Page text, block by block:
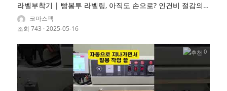
라벨부착기 | 빵봉투 라벨링, 아직도 손으로? 인건비 절감의
해답!코마스팩
조회 743 · 2025-05-16
0